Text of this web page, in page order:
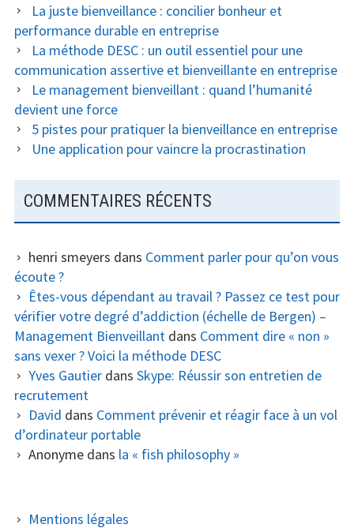
La juste bienveillance : concilier bonheur et
performance durable en entreprise
La méthode DESC : un outil essentiel pour une
communication assertive et bienveillante en entreprise
Le management bienveillant : quand l’humanité
devient une force
5 pistes pour pratiquer la bienveillance en entreprise
Une application pour vaincre la procrastination
COMMENTAIRES RÉCENTS
henri smeyers dans Comment parler pour qu’on vous
écoute ?
Êtes-vous dépendant au travail ? Passez ce test pour
vérifier votre degré d’addiction (échelle de Bergen) –
Management Bienveillantdans Comment dire « non »
sans vexer ? Voici la méthode DESC
Yves Gautierdans Skype: Réussir son entretien de
recrutement
David dans Comment prévenir et réagir face à un vol
d’ordinateur portable
Anonymedans la « fish philosophy »
COLONNE
Mentions légales